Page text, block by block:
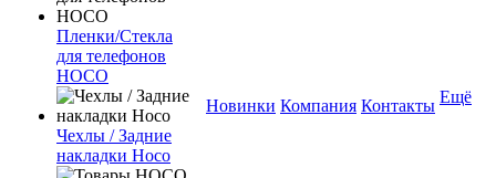
Пленки/Стекла
для телефонов
HOCO
Чехлы / Задние
накладки Hoco
Новинки Компания Контакты Ещё